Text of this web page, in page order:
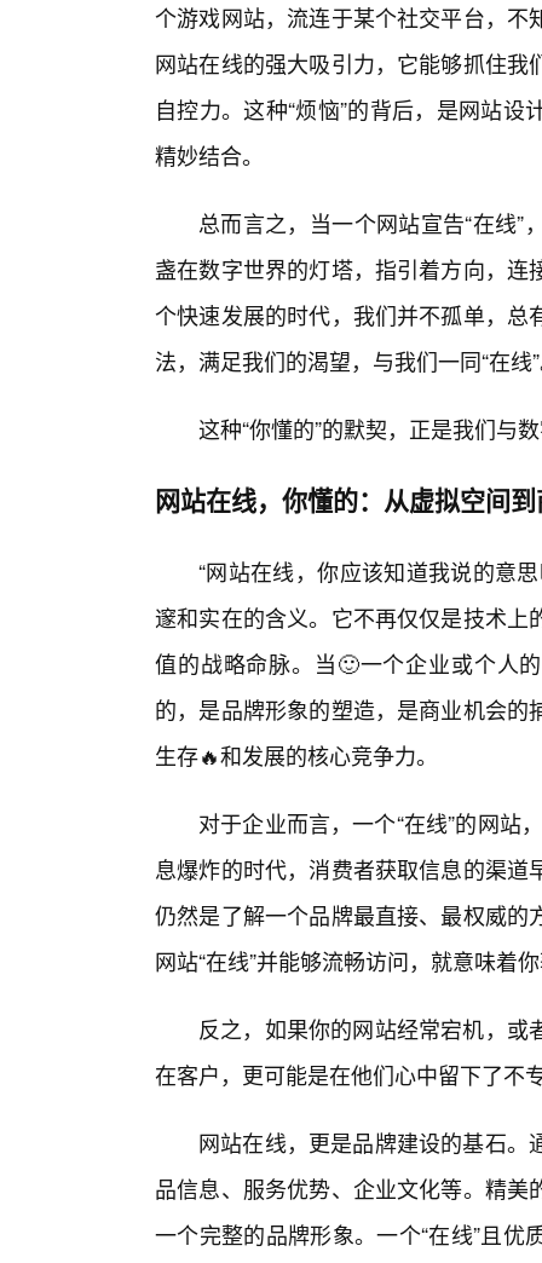
个游戏网站，流连于某个社交平台，
网站在线的强大吸引力，它能够抓住
自控力。这种“烦恼”的背后，是网站
精妙结合。
总而言之，当一个网站宣告“在线
盏在数字世界的灯塔，指引着方向，
个快速发展的时代，我们并不孤单，
法，满足我们的渴望，与我们一同“在线
这种“你懂的”的默契，正是我们与
网站在线，你懂的：从虚拟空间
“网站在线，你应该知道我说的意
邃和实在的含义。它不再仅仅是技术
值的战略命脉。当🙂一个企业或个人
的，是品牌形象的塑造，是商业机会
生存🔥和发展的核心竞争力。
对于企业而言，一个“在线”的网站
息爆炸的时代，消费者获取信息的渠
仍然是了解一个品牌最直接、最权威
网站“在线”并能够流畅访问，就意味着
反之，如果你的网站经常宕机，
在客户，更可能是在他们心中留下了不
网站在线，更是品牌建设的基石
品信息、服务优势、企业文化等。精
一个完整的品牌形象。一个“在线”且